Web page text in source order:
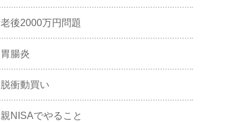
老後2000万円問題
胃腸炎
脱衝動買い
親NISAでやること